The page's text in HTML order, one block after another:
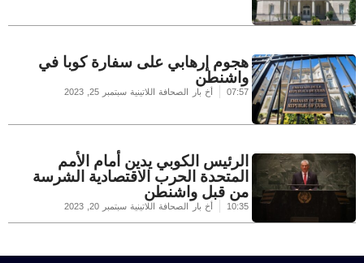
هجوم إرهابي على سفارة كوبا في
واشنطن
07:57 أخ بار الصحافة اللاتينية سبتمبر 25, 2023
الرئيس الكوبي يدين أمام الأمم
المتحدة الحرب الاقتصادية الشرسة
من قبل واشنطن
10:35 أخ بار الصحافة اللاتينية سبتمبر 20, 2023